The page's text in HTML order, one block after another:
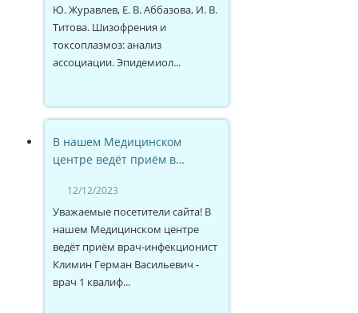
Ю. Журавлев, Е. В. Аббазова, И. В.
Титова. Шизофрения и
токсоплазмоз: анализ
ассоциации. Эпидемиол...
В нашем Медицинском
центре ведёт приём в…
12/12/2023
Уважаемые посетители сайта! В
нашем Медицинском центре
ведёт приём врач-инфекционист
Климин Герман Васильевич -
врач 1 квалиф...